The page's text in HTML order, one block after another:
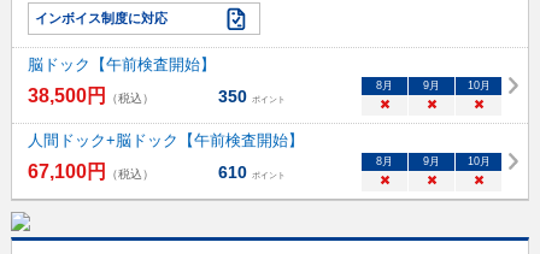
インボイス制度に対応
脳ドック【午前検査開始】
38,500円 （税込） 350 ポイント
8 月 9 月 10月
× × ×
人間ドック+脳ドック【午前検査開始】
67,100円 （税込） 610 ポイント
8 月 9 月 10月
× × ×